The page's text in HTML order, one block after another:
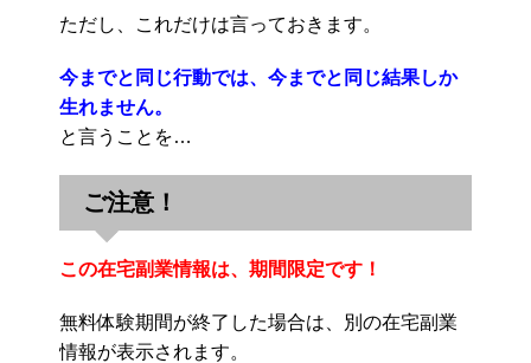
ただし、これだけは言っておきます。
今までと同じ行動では、今までと同じ結果しか
生れません。
と言うことを…
ご注意！
この在宅副業情報は、期間限定です！
無料体験期間が終了した場合は、別の在宅副業
情報が表示されます。